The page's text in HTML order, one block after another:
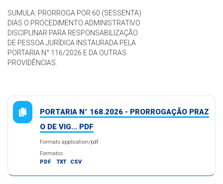
SUMULA: PRORROGA POR 60 (SESSENTA)
DIAS O PROCEDIMENTO ADMINISTRATIVO
DISCIPLINAR PARA RESPONSABILIZAÇÃO
DE PESSOA JURÍDICA INSTAURADA PELA
PORTARIA N° 116/2026 E DA OUTRAS
PROVIDÊNCIAS.
PORTARIA N° 168.2026 - PRORROGAÇÃO PRAZ
O DE VIG... PDF
Formato application/pdf
Formatos
PDF
TXT CSV